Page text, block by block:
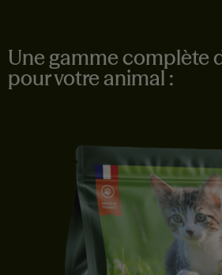
Une gamme complète
pour votre animal :